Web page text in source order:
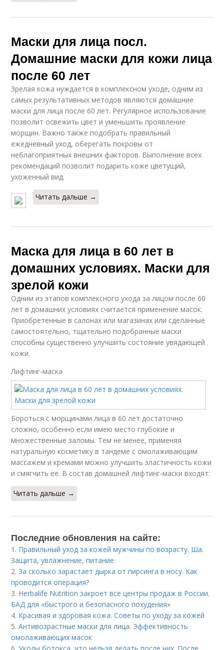
Маски для лица посл.
Домашние маски для кожи лица
после 60 лет
Зрелая кожа нуждается в комплексном уходе, одним из
самых результативных методов являются домашние
маски для лица после 60 лет. Регулярное использование
позволит освежить цвет и уменьшить проявление
морщин. Важно также подобрать правильный
ежедневный уход, оберегать покровы от
неблагоприятных внешних факторов. Выполнение всех
рекомендаций позволит подарить коже цветущий,
ухоженный вид.
Читать дальше →
Маска для лица в 60 лет в
домашних условиях. Маски для
зрелой кожи
Одним из этапов комплексного ухода за лицом после 60
лет в домашних условиях считается применение масок.
Приобретенные в салонах или магазинах или сделанные
самостоятельно, тщательно подобранные маски
способны существенно улучшить состояние увядающей
кожи.
Лифтинг-маска
Бороться с морщинами лица в 60 лет достаточно
сложно, особенно если имею место глубокие и
множественные заломы. Тем не менее, применяя
натуральную косметику в тандеме с омолаживающим
массажем и кремами можно улучшить эластичность кожи
и смягчить ее. В состав домашней лифтинг-маски входят:
Читать дальше →
Последние обновления на сайте:
1. Правильный уход за кожей мужчины по возрасту. Ша.
Защита, увлажнение, питание
2.За сколько зарастает дырка от пирсинга в носу. Как
проводится операция?
3. Herbalife Nutrition закроет все центры продаж в России.
БАД для «быстрого и безопасного похудения»
4. Красивая и здоровая кожа. Советы по уходу за кожей
5.Антивозрастные маски для лица. Эффективность
омолаживающих масок